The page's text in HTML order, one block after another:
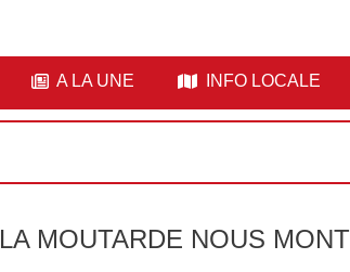
A LA UNE INFO LOCALE
LA MOUTARDE NOUS